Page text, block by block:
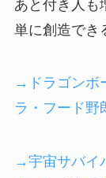
あと付き人も
単に創造でき
→ドラゴンボ
ラ・フード野
→宇宙サバイ